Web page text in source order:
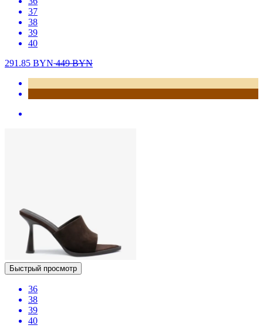
37
38
39
40
291.85 BYN449BYN
Быстрый просмотр
36
38
39
40